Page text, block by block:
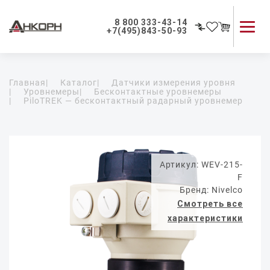
8 800 333-43-14
+7(495)843-50-93
Применение приборов
Как мы работаем
Главная| Каталог|
Датчики измерения уровня
|
Уровнемеры|
Бесконтактные уровнемеры
|
PiloTREK — бесконтактный радарный уровнемер
Артикул: WEV-215-
F
Бренд: Nivelco
Смотреть все
характеристики